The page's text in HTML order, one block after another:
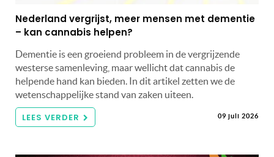
Nederland vergrijst, meer mensen met dementie
– kan cannabis helpen?
Dementie is een groeiend probleem in de vergrijzende
westerse samenleving, maar wellicht dat cannabis de
helpende hand kan bieden. In dit artikel zetten we de
wetenschappelijke stand van zaken uiteen.
LEES VERDER 09 juli 2026